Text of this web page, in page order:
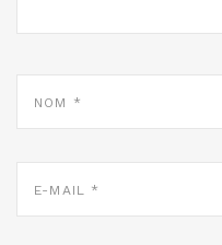
NOM
E-
MAIL